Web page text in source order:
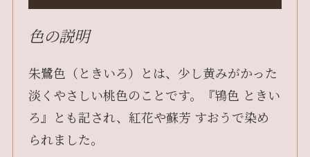
色の説明
朱鷺色（ときいろ）とは、少し黄みがかった
淡くやさしい桃色のことです。『鴇色 ときい
ろ』とも記され、紅花や蘇芳 すおうで染め
られました。